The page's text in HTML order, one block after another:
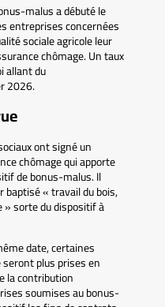
malus a débuté le
entreprises concernées
sociale agricole leur
chômage. Un taux
allant du
2026.
ont signé un
chômage qui apporte
de bonus-malus. Il
« travail du bois,
sorte du dispositif à
date, certaines
plus prises en
la contribution
soumises au bonus-